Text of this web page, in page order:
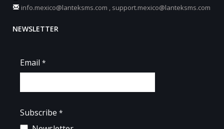
info.mexico@lanteksms.com , support.mexico@lanteksms.com
NEWSLETTER